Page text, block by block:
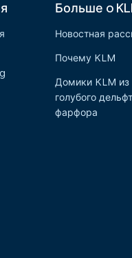
Больше o
Новостная
Почему KLM
Домики KLM из
голубого
фарфора